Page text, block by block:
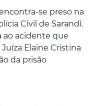
se preso na
Civil de Sarandi.
ao acidente que
Elaine Cristina
da prisão